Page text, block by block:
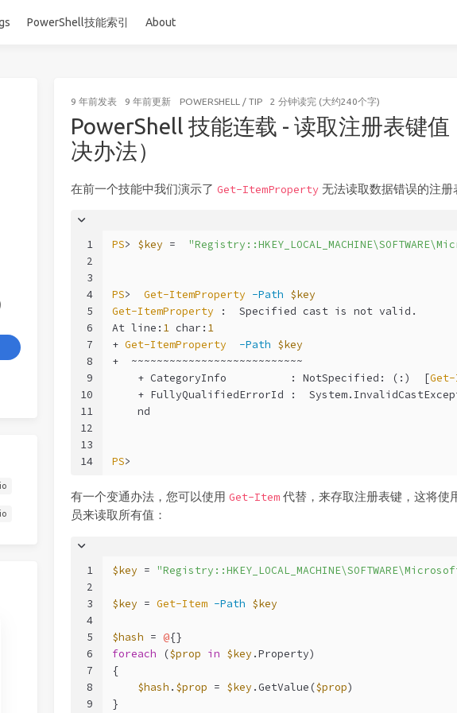
PowerShell技能索引 About
9 年前发表 9 年前更新 POWERSHELL / TIP 2 分钟读完 (大约240个字)
PowerShell 技能连载 - 读取注册表键值
决办法）
在前一个技能中我们演示了 Get-ItemProperty无法读取数据错误的注册
1
2
3
4
5
6
7
8
9
10
11
12
13
14
PS> $key =
PS> Get-ItemProperty -Path $key
Get-ItemProperty :  Specified cast is not valid.
At line: 1 char: 1
+ Get-ItemProperty -Path $key
+  ~~~~~~~~~~~~~~~~~~~~~~~~~~~
    + CategoryInfo          : NotSpecified: (:)  [
+ FullyQualifiedErrorId :
    nd
PS>
有一个变通办法，您可以使用 Get-Item代替，来存取注册表键，这将使
员来读取所有值：
1
2
3
4
5
6
7
8
9
$key =
$key = Get-Item -Path $key
$hash = @{}
foreach ($prop in $key .Property)
{
$hash . $prop = $key .GetValue($prop)
}